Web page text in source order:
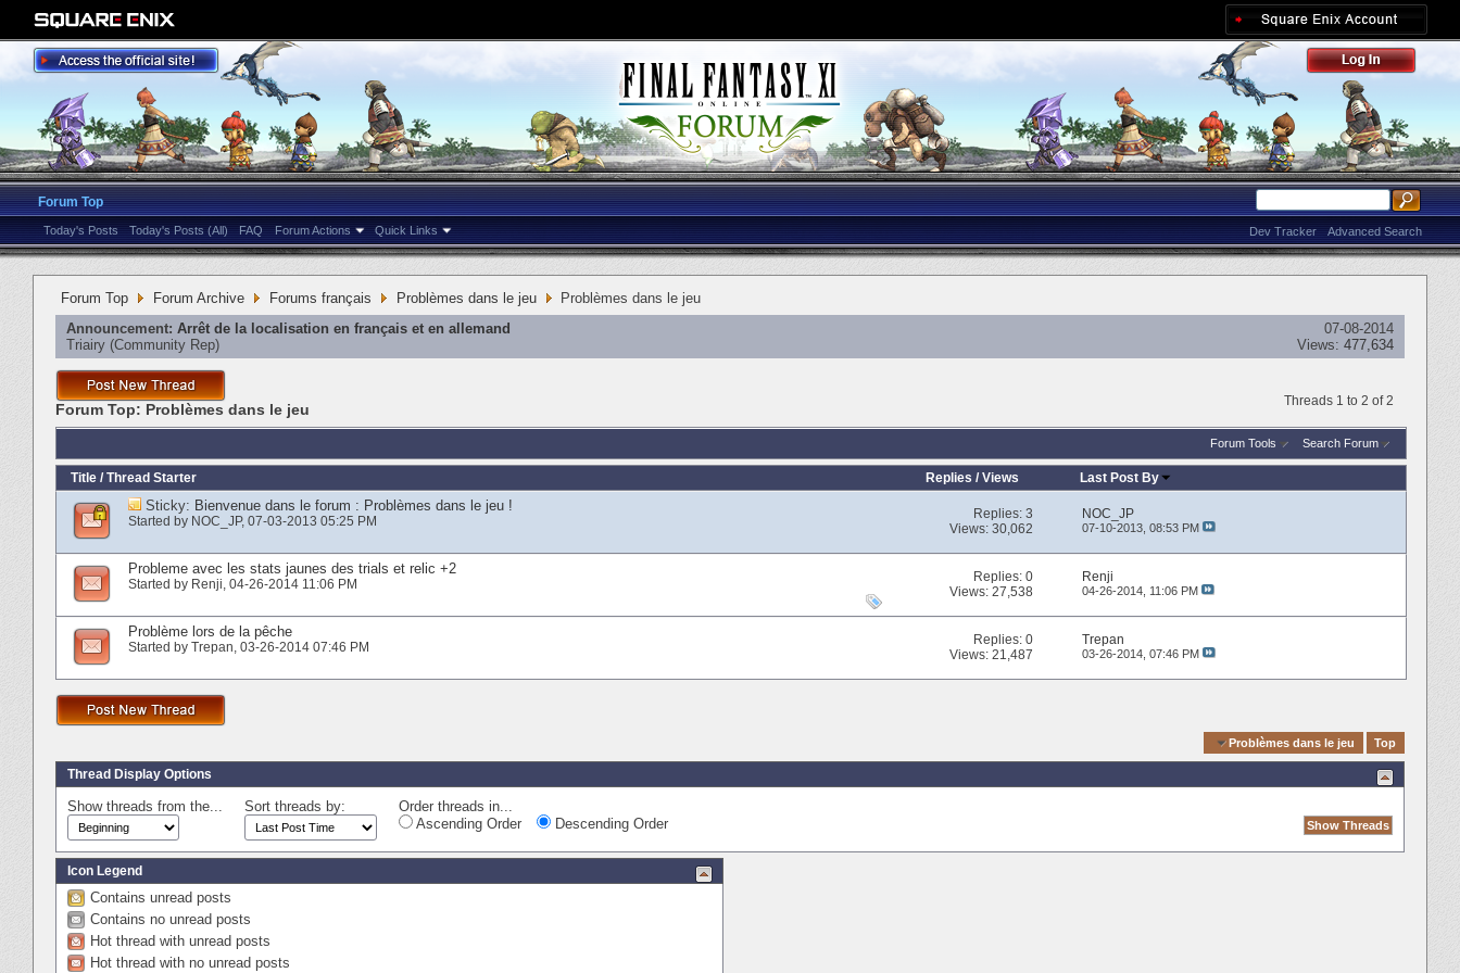
Forum Top
Today's Posts Today's Posts (All) FAQ Forum Actions Quick Links Advanced Search
Dev Tracker
Forum Top Forum Archive Forums français Problèmes dans le jeu
Problèmes dans le jeu
Announcement: Arrêt de la localisation en français et en allemand
Triairy ‎(Community Rep)
07-08-2014
Views: 477,634
Threads 1 to 2 of 2
Forum Top: Problèmes dans le jeu
Forum Tools Search Forum
Title / Thread Starter Replies /Views Last Post By
Sticky: Bienvenue dans le forum : Problèmes dans le jeu !
Started by NOC_JP‎, 07-03-2013 05:25 PM Replies:3
Views: 30,062
NOC_JP
07-10-2013, 08:53 PM
Probleme avec les stats jaunes des trials et relic +2
Started by Renji‎, 04-26-2014 11:06 PM Replies:0
Views: 27,538
Renji
04-26-2014, 11:06 PM
Problème lors de la pêche
Started by Trepan‎, 03-26-2014 07:46 PM Replies:0
Views: 21,487
Trepan
03-26-2014, 07:46 PM
Problèmes dans le jeu Top
Thread Display Options
Show threads from the... Sort threads by:
Order threads in...
Ascending Order
Descending Order
Icon Legend
Contains unread posts
Contains no unread posts
Hot thread with unread posts
Hot thread with no unread posts